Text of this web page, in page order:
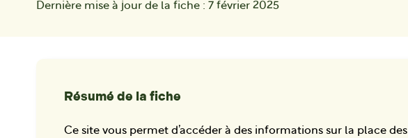
Dernière mise à jour de la fiche : 7 février 2025
Résumé de la fiche
Ce site vous permet d’accéder à des informations sur la place des